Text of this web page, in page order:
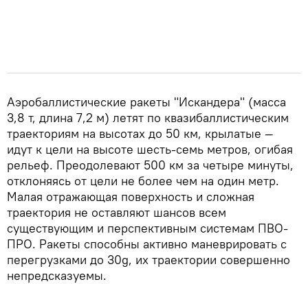
Аэробаллистические ракеты "Искандера" (масса
3,8 т, длина 7,2 м) летят по квазибаллистическим
траекториям на высотах до 50 км, крылатые —
идут к цели на высоте шесть-семь метров, огибая
рельеф. Преодолевают 500 км за четыре минуты,
отклоняясь от цели не более чем на один метр.
Малая отражающая поверхность и сложная
траектория не оставляют шансов всем
существующим и перспективным системам ПВО-
ПРО. Ракеты способны активно маневрировать с
перегрузками до 30g, их траектории совершенно
непредсказуемы.